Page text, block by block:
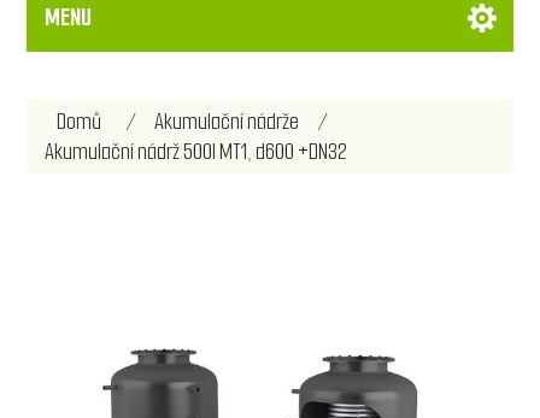
MENU
Domů / Akumulační nádrže
/
Akumulační nádrž 500l MT1, d600 +DN32
Název atributu